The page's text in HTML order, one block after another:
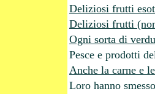
Deliziosi frutti
Deliziosi frutti
Ogni sorta di
Pesce e prodotti
Anche la carne e
Loro hanno